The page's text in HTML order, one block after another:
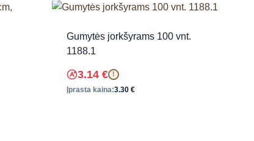
Gumytės jorkšyrams 100 vnt.
1188.1
3.14 € !
Įprasta kaina:3.30 €